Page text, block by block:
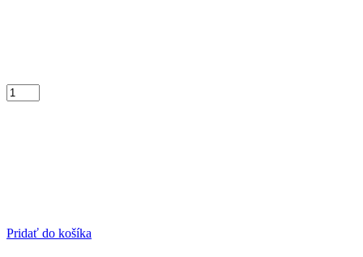
Pridať do košíka